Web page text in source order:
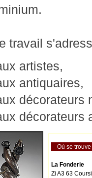
travail
artistes,
antiquaires,
décorateurs
décorateurs
Où se
La Fonderie
Zi A3 63